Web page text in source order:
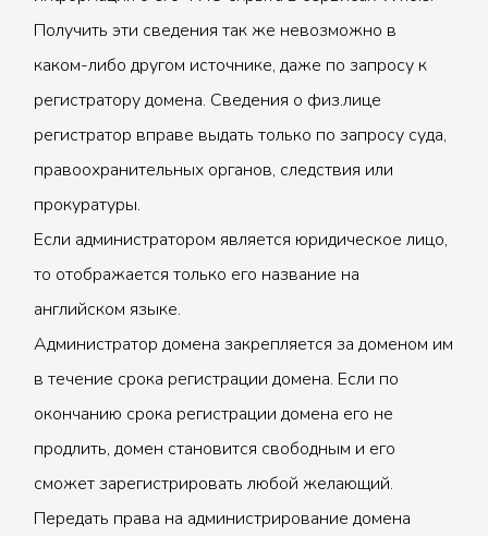
Получить эти сведения так же невозможно в
каком-либо другом источнике, даже по запросу к
регистратору домена. Сведения о физ.лице
регистратор вправе выдать только по запросу суда,
правоохранительных органов, следствия или
прокуратуры.
Если администратором является юридическое лицо,
то отображается только его название на
английском языке.
Администратор домена закрепляется за доменом им
в течение срока регистрации домена. Если по
окончанию срока регистрации домена его не
продлить, домен становится свободным и его
сможет зарегистрировать любой желающий.
Передать права на администрирование домена